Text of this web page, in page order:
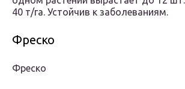
40 т/га. Устойчив к заболеваниям.
Фреско
Фреско